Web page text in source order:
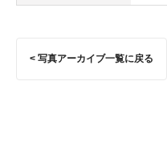
< 写真アーカイブ一覧に戻る